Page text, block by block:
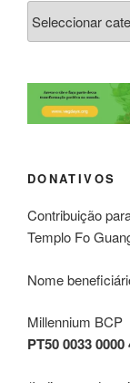
DONATIVOS
Contribuição
Templo Fo
Nome
Millennium BCP
PT50 0033